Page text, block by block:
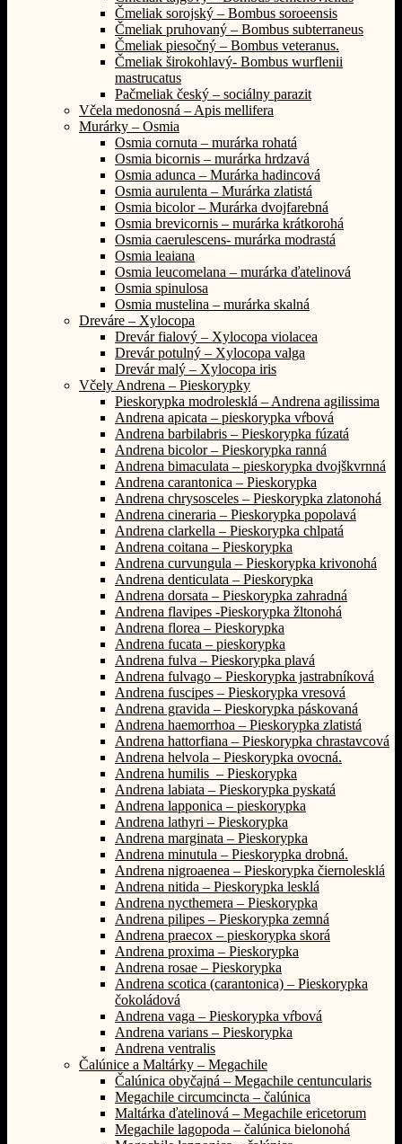
Čmeliak sorojský – Bombus soroeensis
Čmeliak pruhovaný – Bombus subterraneus
Čmeliak piesočný – Bombus veteranus.
Čmeliak širokohlavý- Bombus wurflenii
mastrucatus
Pačmeliak český – sociálny parazit
Včela medonosná – Apis mellifera
Murárky – Osmia
Osmia cornuta – murárka rohatá
Osmia bicornis – murárka hrdzavá
Osmia adunca – Murárka hadincová
Osmia aurulenta – Murárka zlatistá
Osmia bicolor – Murárka dvojfarebná
Osmia brevicornis – murárka krátkorohá
Osmia caerulescens- murárka modrastá
Osmia leaiana
Osmia leucomelana – murárka ďatelinová
Osmia spinulosa
Osmia mustelina – murárka skalná
Dreváre – Xylocopa
Drevár fialový – Xylocopa violacea
Drevár potulný – Xylocopa valga
Drevár malý – Xylocopa iris
Včely Andrena – Pieskorypky
Pieskorypka modrolesklá – Andrena agilissima
Andrena apicata – pieskorypka vŕbová
Andrena barbilabris – Pieskorypka fúzatá
Andrena bicolor – Pieskorypka ranná
Andrena bimaculata – pieskorypka dvojškvrnná
Andrena carantonica – Pieskorypka
Andrena chrysosceles – Pieskorypka zlatonohá
Andrena cineraria – Pieskorypka popolavá
Andrena clarkella – Pieskorypka chlpatá
Andrena coitana – Pieskorypka
Andrena curvungula – Pieskorypka krivonohá
Andrena denticulata – Pieskorypka
Andrena dorsata – Pieskorypka zahradná
Andrena flavipes -Pieskorypka žltonohá
Andrena florea – Pieskorypka
Andrena fucata – pieskorypka
Andrena fulva – Pieskorypka plavá
Andrena fulvago – Pieskorypka jastrabníková
Andrena fuscipes – Pieskorypka vresová
Andrena gravida – Pieskorypka páskovaná
Andrena haemorrhoa – Pieskorypka zlatistá
Andrena hattorfiana – Pieskorypka chrastavcová
Andrena helvola – Pieskorypka ovocná.
Andrena humilis – Pieskorypka
Andrena labiata – Pieskorypka pyskatá
Andrena lapponica – pieskorypka
Andrena lathyri – Pieskorypka
Andrena marginata – Pieskorypka
Andrena minutula – Pieskorypka drobná.
Andrena nigroaenea – Pieskorypka čiernolesklá
Andrena nitida – Pieskorypka lesklá
Andrena nycthemera – Pieskorypka
Andrena pilipes – Pieskorypka zemná
Andrena praecox – pieskorypka skorá
Andrena proxima – Pieskorypka
Andrena rosae – Pieskorypka
Andrena scotica (carantonica) – Pieskorypka
čokoládová
Andrena vaga – Pieskorypka vŕbová
Andrena varians – Pieskorypka
Andrena ventralis
Čalúnice a Maltárky – Megachile
Čalúnica obyčajná – Megachile centuncularis
Megachile circumcincta – čalúnica
Maltárka ďatelinová – Megachile ericetorum
Megachile lagopoda – čalúnica bielonohá